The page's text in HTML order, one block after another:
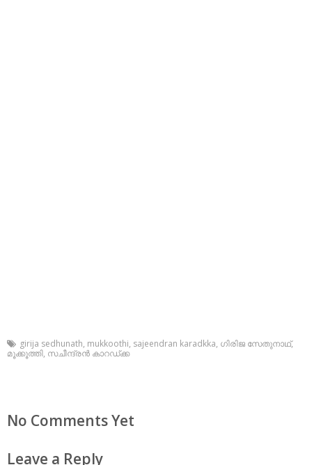
girija sedhunath, mukkoothi, sajeendran karadkka, ഗിരിജ സേതുനാഥ്,
മൂക്കൂത്തി, സചീന്ദ്രൻ കാറഡ്‌ക്ക
No Comments Yet
Leave a Reply